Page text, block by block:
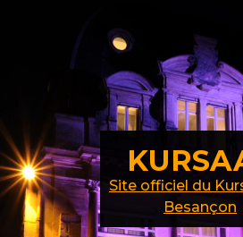
Site officiel du
Besançon